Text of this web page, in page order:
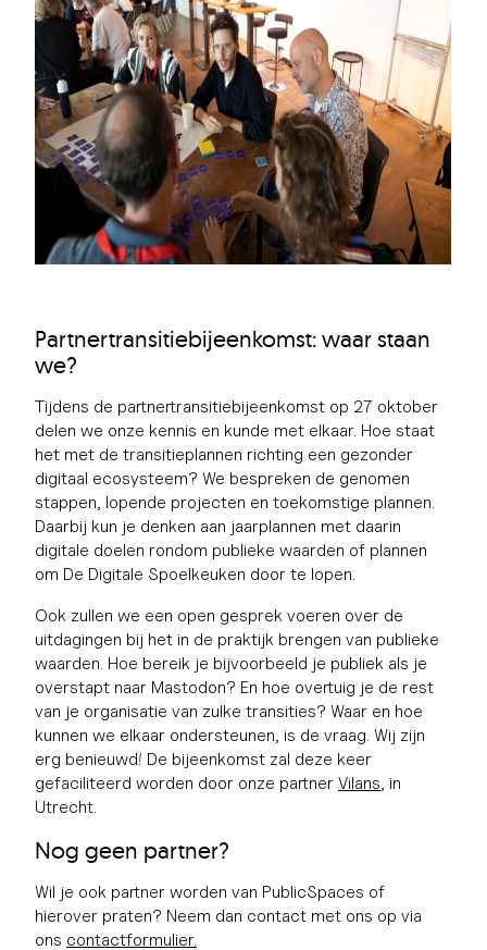
Partnertransitiebijeenkomst: waar staan
we?
Tijdens de partnertransitiebijeenkomst op 27 oktober
delen we onze kennis en kunde met elkaar. Hoe staat
het met de transitieplannen richting een gezonder
digitaal ecosysteem? We bespreken de genomen
stappen, lopende projecten en toekomstige plannen.
Daarbij kun je denken aan jaarplannen met daarin
digitale doelen rondom publieke waarden of plannen
om De Digitale Spoelkeuken door te lopen.
Ook zullen we een open gesprek voeren over de
uitdagingen bij het in de praktijk brengen van publieke
waarden. Hoe bereik je bijvoorbeeld je publiek als je
overstapt naar Mastodon? En hoe overtuig je de rest
van je organisatie van zulke transities? Waar en hoe
kunnen we elkaar ondersteunen, is de vraag. Wij zijn
erg benieuwd! De bijeenkomst zal deze keer
gefaciliteerd worden door onze partner Vilans, in
Utrecht.
Nog geen partner?
Wil je ook partner worden van PublicSpaces of
hierover praten? Neem dan contact met ons op via
ons contactformulier.